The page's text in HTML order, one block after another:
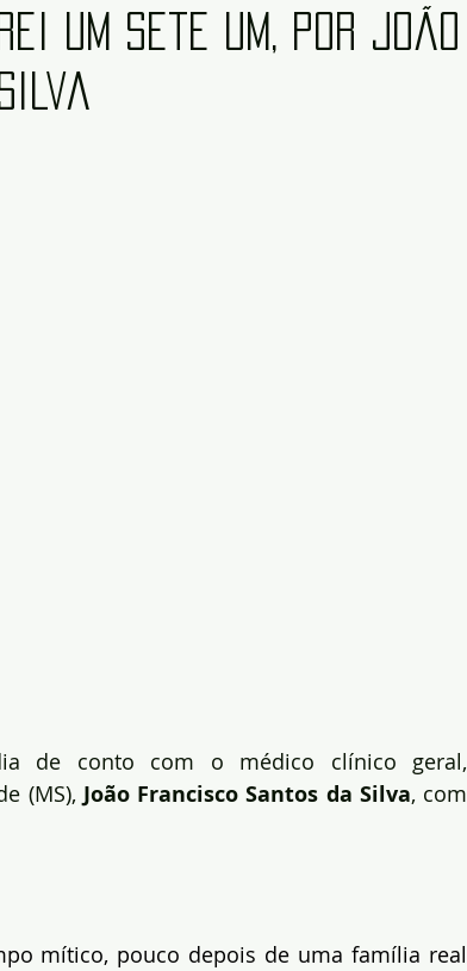
Um Sete Um, por João
de conto com o médico clínico geral,
(MS), João Francisco Santos da Silva
mítico, pouco depois de uma família real